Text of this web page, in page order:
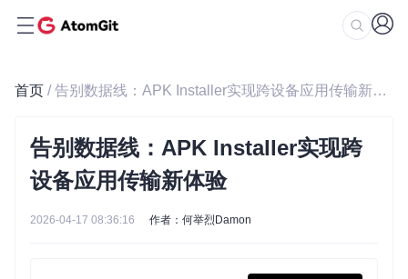
首页 / 告别数据线：APK Installer实现跨设备应用传输新体验
告别数据线：APK Installer实现跨
设备应用传输新体验
2026-04-17 08:36:16 作者：何举烈Damon